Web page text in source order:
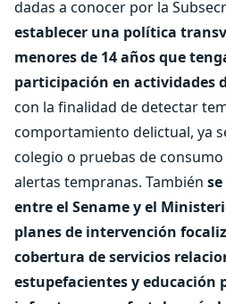
dadas a conocer por la
establecer una política
menores de 14 años que
participación en actividades
con la finalidad de detectar
comportamiento delictual, ya
colegio o pruebas de
alertas tempranas. También
entre el Sename y el
planes de intervención
cobertura de servicios
estupefacientes y educación